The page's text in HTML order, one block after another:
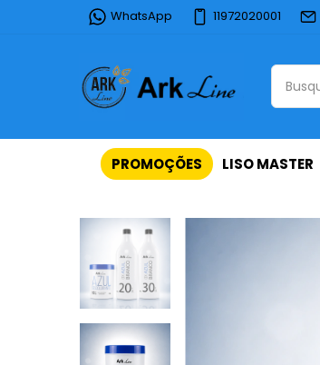
WhatsApp 11972020001
PROMOÇÕES LISO MASTER